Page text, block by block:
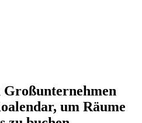
Großunternehmen
um Räume